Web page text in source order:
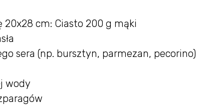
20x28 cm: Ciasto 200 g mąki
sera (np. bursztyn, parmezan, pecorino)
wody